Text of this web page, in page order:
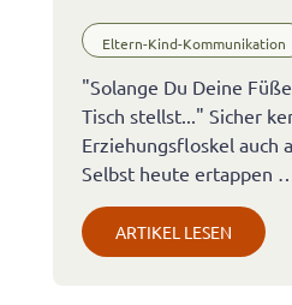
Eltern-Kind-Kommunikation
"Solange Du Deine
Tisch stellst..." Sicher
Erziehungsfloskel auch
Selbst heute ertappen
ARTIKEL LESEN